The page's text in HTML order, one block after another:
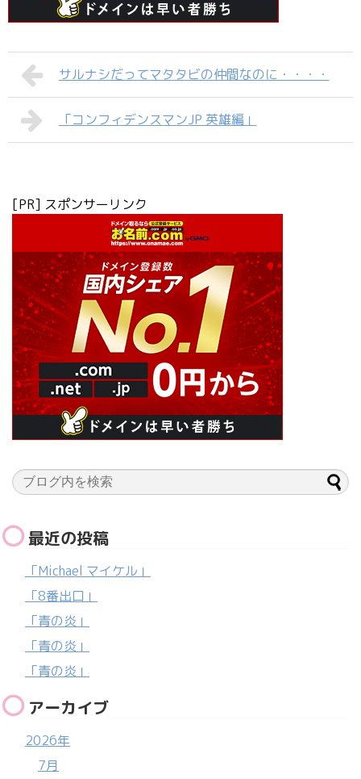
サルナシだってマタタビの仲間なのに・・・・
「コンフィデンスマンJP 英雄編」
[PR] スポンサーリンク
最近の投稿
「Michael マイケル」
「8番出口」
「青の炎」
「青の炎」
「青の炎」
アーカイブ
2026年
7月